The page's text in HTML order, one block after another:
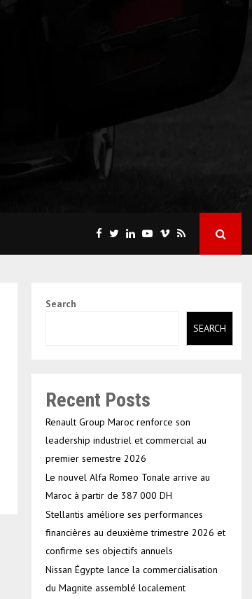
Search
SEARCH
Recent Posts
Renault Group Maroc renforce son
leadership industriel et commercial au
premier semestre 2026
Le nouvel Alfa Romeo Tonale arrive au
Maroc à partir de 387 000 DH
Stellantis améliore ses performances
financières au deuxième trimestre 2026 et
confirme ses objectifs annuels
Nissan Égypte lance la commercialisation
du Magnite assemblé localement